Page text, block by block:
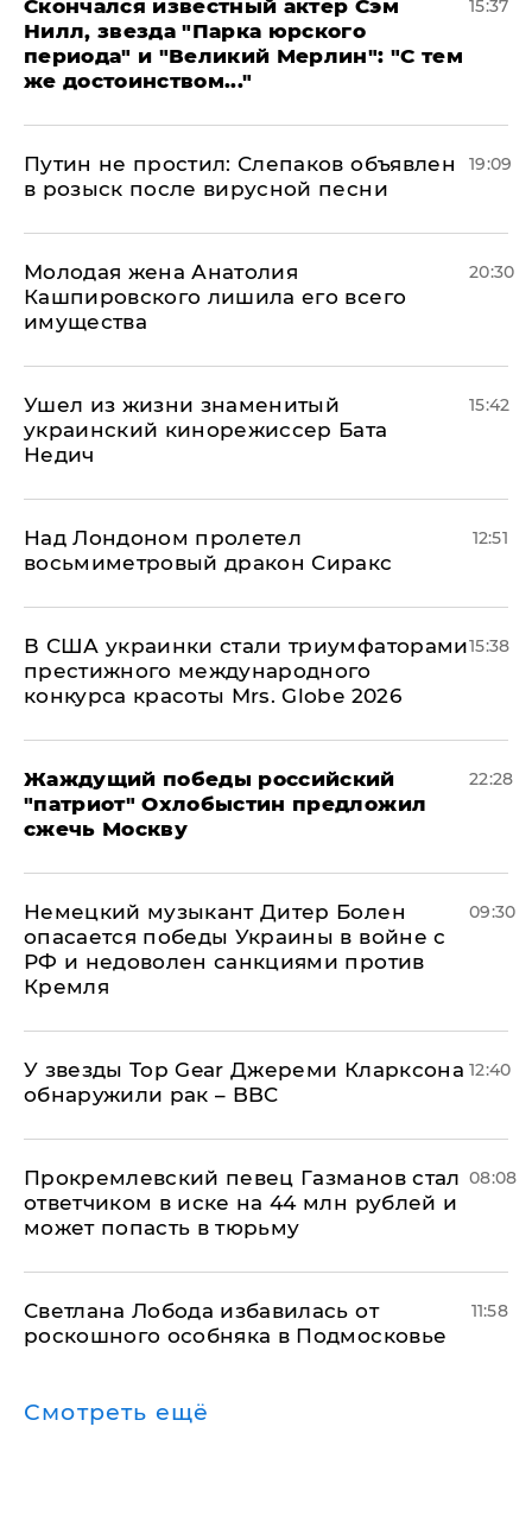
Скончался известный актер Сэм
Нилл, звезда "Парка юрского
периода" и "Великий Мерлин": "С тем
же достоинством..."
15:37
Путин не простил: Слепаков объявлен
в розыск после вирусной песни
19:09
Молодая жена Анатолия
Кашпировского лишила его всего
имущества
20:30
Ушел из жизни знаменитый
украинский кинорежиссер Бата
Недич
15:42
Над Лондоном пролетел
восьмиметровый дракон Сиракс
12:51
В США украинки стали триумфаторами
престижного международного
конкурса красоты Mrs. Globe 2026
15:38
Жаждущий победы российский
"патриот" Охлобыстин предложил
сжечь Москву
22:28
Немецкий музыкант Дитер Болен
опасается победы Украины в войне с
РФ и недоволен санкциями против
Кремля
09:30
У звезды Top Gear Джереми Кларксона
обнаружили рак – BBC
12:40
Прокремлевский певец Газманов стал
ответчиком в иске на 44 млн рублей и
может попасть в тюрьму
08:08
Светлана Лобода избавилась от
роскошного особняка в Подмосковье
11:58
Смотреть ещё